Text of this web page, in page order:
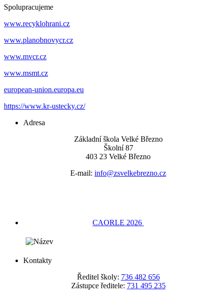
Spolupracujeme
www.recyklohrani.cz
www.planobnovycr.cz
www.mvcr.cz
www.msmt.cz
european-union.europa.eu
https://www.kr-ustecky.cz/
Adresa
Základní škola Velké Březno
Školní 87
403 23 Velké Březno
E-mail: info@zsvelkebrezno.cz
CAORLE 2026
Kontakty
Ředitel školy: 736 482 656
Zástupce ředitele: 731 495 235